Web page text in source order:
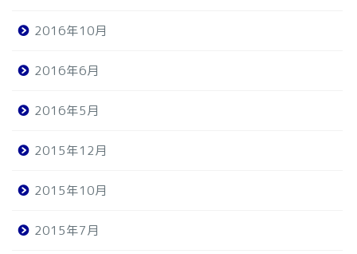
2016年10月
2016年6月
2016年5月
2015年12月
2015年10月
2015年7月